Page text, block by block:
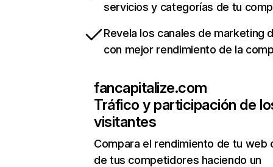
servicios y categorías de tu
Revela los canales de marketing
con mejor rendimiento de la
fancapitalize.com
Tráfico y participación de
visitantes
Compara el rendimiento de tu web
de tus competidores haciendo un